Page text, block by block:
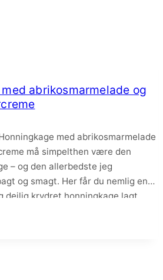
abrikosmarmelade og
med abrikosmarmelade
må simpelthen være den
– og den allerbedste jeg
og smagt. Her får du nemlig en
dejlig krydret honningkage lagt
og en
med vanilje og mascarpone.